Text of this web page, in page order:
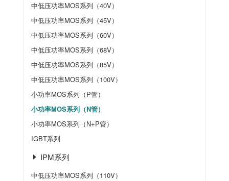
中低压功率MOS系列（40V）
中低压功率MOS系列（45V）
中低压功率MOS系列（60V）
中低压功率MOS系列（68V）
中低压功率MOS系列（85V）
中低压功率MOS系列（100V）
小功率MOS系列（P管）
小功率MOS系列（N管）
小功率MOS系列（N+P管）
IGBT系列
IPM系列
中低压功率MOS系列（110V）